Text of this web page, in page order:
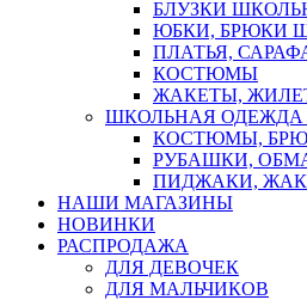
БЛУЗКИ
ЮБКИ, БРЮКИ
ПЛАТЬЯ,
КОСТЮМЫ
ЖАКЕТЫ,
ШКОЛЬНАЯ ОДЕЖДА
КОСТЮМЫ,
РУБАШКИ,
ПИДЖАКИ,
НАШИ МАГАЗИНЫ
НОВИНКИ
РАСПРОДАЖА
ДЛЯ ДЕВОЧЕК
ДЛЯ МАЛЬЧИКОВ